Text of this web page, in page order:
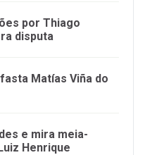
por Thiago
disputa
Matías Viña do
e mira meia-
Henrique